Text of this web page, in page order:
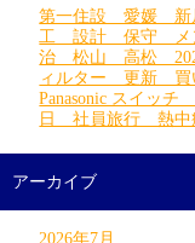
第一住設 愛媛
工 設計 保守 メ
治 松山 高松
ィルター 更新
Panasonic スイッ
日 社員旅行 熱
アーカイブ
2026年7月